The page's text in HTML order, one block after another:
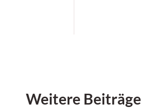
Weitere Beiträge